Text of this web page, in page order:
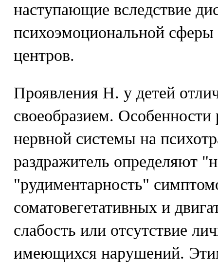
наступающие вследствие
психоэмоциональной
центров.
Проявления Н. у детей
своеобразием. Особенности
нервной системы на
раздражитель определяют
"рудиментарность"
соматовегетативных и
слабость или отсутствие
имеющихся нарушений.